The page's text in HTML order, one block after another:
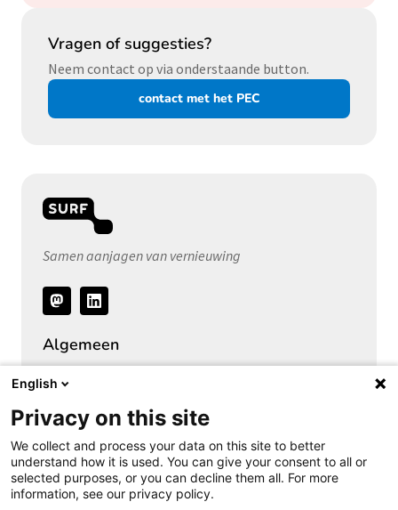
Vragen of suggesties?
Neem contact op via onderstaande button.
contact met het PEC
Samen aanjagen van vernieuwing
Volg
ons
Algemeen
Over het Privacy Expertise Centrum
SURF Privacy Community
SURF Vendor Compliance (DPIA)
Security Expertise Centrum
Vacatures bij SURF
English
Privacy on this site
We collect and process your data on this site to better
understand how it is used. You can give your consent to all or
selected purposes, or you can decline them all. For more
information, see our privacy policy.